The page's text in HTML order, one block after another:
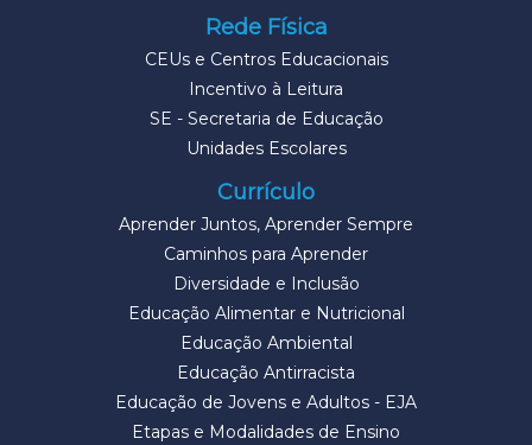
Rede Física
CEUs e Centros Educacionais
Incentivo à Leitura
SE - Secretaria de Educação
Unidades Escolares
Currículo
Aprender Juntos, Aprender Sempre
Caminhos para Aprender
Diversidade e Inclusão
Educação Alimentar e Nutricional
Educação Ambiental
Educação Antirracista
Educação de Jovens e Adultos - EJA
Etapas e Modalidades de Ensino